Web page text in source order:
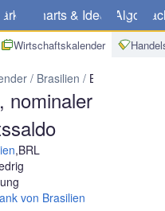
Märkte Charts & Ideen Algo
Wirtschaftskalender
Brasilien Brasilien,
nominaler
,BRL
von Brasilien